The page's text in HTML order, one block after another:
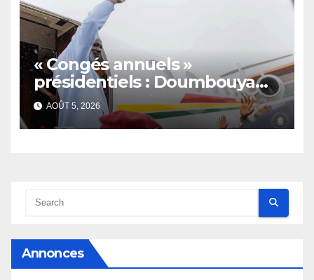
« Congés annuels »
présidentiels : Doumbouya
s’envole, l’opposition s’agite,
l’armée rassure
AOÛT 5, 2026
Annonces